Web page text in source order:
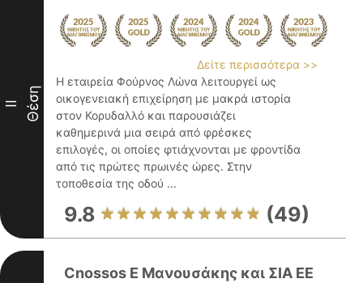
II Θέση
Δείτε περισσότερα >>
Η εταιρεία Φούρνος Λώνα λειτουργεί ως
οικογενειακή επιχείρηση με μακρά ιστορία
στον Κορυδαλλό και παρουσιάζει
καθημερινά μια σειρά από φρέσκες
επιλογές, οι οποίες φτιάχνονται με φροντίδα
από τις πρώτες πρωινές ώρες. Στην
τοποθεσία της οδού ...
9.8 (49)
Cnossos Ε Μανουσάκης και ΣΙΑ ΕΕ